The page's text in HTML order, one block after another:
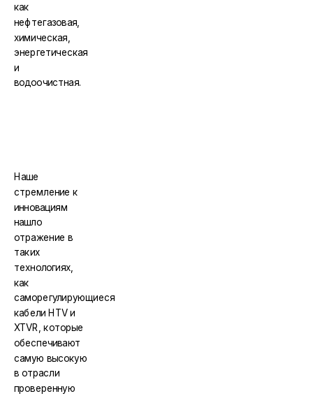
как
нефтегазовая,
химическая,
энергетическая
и
водоочистная.
Наше
стремление к
инновациям
нашло
отражение в
таких
технологиях,
как
саморегулирующиеся
кабели HTV и
XTVR, которые
обеспечивают
самую высокую
в отрасли
проверенную